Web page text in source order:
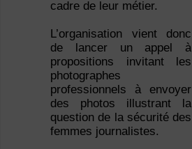
cadre de leur métier.
L’organisation vient donc
de lancer un appel à
propositions invitant les
photographes
professionnels à envoyer
des photos illustrant la
question de la sécurité des
femmes journalistes.